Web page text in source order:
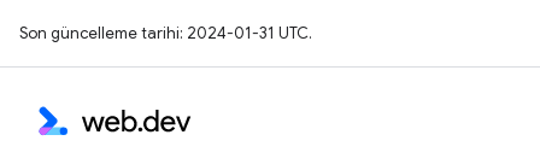
Son güncelleme tarihi: 2024-01-31 UTC.